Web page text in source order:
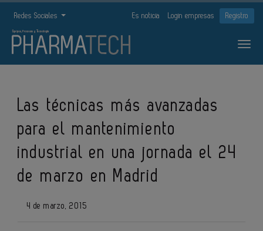
Redes Sociales Es noticia Login empresas Registro
Las técnicas más avanzadas
para el mantenimiento
industrial en una jornada el 24
de marzo en Madrid
4 de marzo, 2015